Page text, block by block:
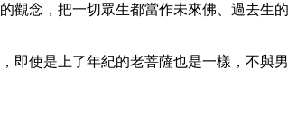
觀念，把一切眾生都當作未來佛、過去
即使是上了年紀的老菩薩也是一樣，不與